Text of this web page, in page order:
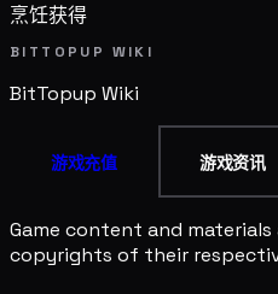
烹饪获得
BITTOPUP WIKI
BitTopup Wiki
游戏充值 游戏资讯
Game content and
copyrights of their